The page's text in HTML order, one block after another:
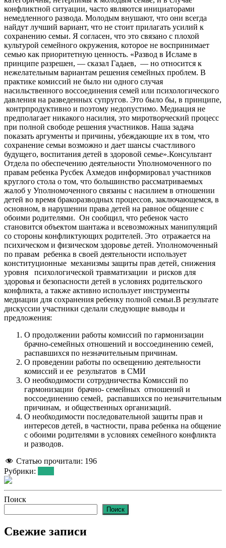
конфликтной ситуации, часто являются инициаторами
немедленного развода. Молодым внушают, что они всегда
найдут лучший вариант, что не стоит прилагать усилий к
сохранению семьи. Я согласен, что это связано с плохой
культурой семейного окружения, которое не воспринимает
семью как приоритетную ценность. «Развод в Исламе в
принципе разрешен, — сказал Гадаев, — но относится к
нежелательным вариантам решения семейных проблем. В
практике комиссий не было ни одного случая
насильственного воссоединения семей или психологического
давления на разведенных супругов. Это было бы, в принципе,
контрпродуктивно и поэтому недопустимо. Медиация не
предполагает никакого насилия, это миротворческий процесс
при полной свободе решения участников. Наша задача
показать аргументы и причины, убеждающие их в том, что
сохранение семьи возможно и дает шансы счастливого
будущего, воспитания детей в здоровой семье».Консультант
Отдела по обеспечению деятельности Уполномоченного по
правам ребенка Русбек Ахмедов информировал участников
круглого стола о том, что большинство рассматриваемых
жалоб у Уполномоченного связаны с насилием в отношении
детей во время бракоразводных процессов, заключающемся, в
основном, в нарушении права детей на равное общение с
обоими родителями. Он сообщил, что ребенок часто
становится объектом шантажа и всевозможных манипуляций
со стороны конфликтующих родителей. Это отражается на
психическом и физическом здоровье детей. Уполномоченный
по правам ребенка в своей деятельности использует
конституционные механизмы защиты прав детей, снижения
уровня психологической травматизации и рисков для
здоровья и безопасности детей в условиях родительского
конфликта, а также активно использует инструменты
медиации для сохранения ребенку полной семьи.В результате
дискуссии участники сделали следующие выводы и
предложения:
О продолжении работы комиссий по гармонизации
брачно-семейных отношений и воссоединению семей,
распавшихся по незначительным причинам.
О проведении работы по освещению деятельности
комиссий и ее результатов в СМИ
О необходимости сотрудничества Комиссий по
гармонизации брачно- семейных отношений и
воссоединению семей, распавшихся по незначительным
причинам, и общественных организаций.
О необходимости последовательной защиты прав и
интересов детей, в частности, права ребенка на общение
с обоими родителями в условиях семейного конфликта
и разводов.
Статью прочитали: 196
Рубрики:
Поиск
Поиск
Свежие записи